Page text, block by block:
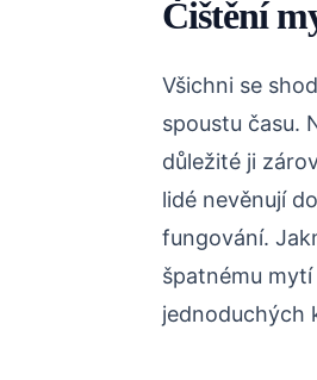
Čištění
Všichni se
spoustu času.
důležité ji
lidé nevěnují
fungování.
špatnému
jednoduchých